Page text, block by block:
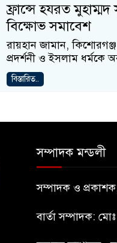
ফ্রান্সে হযরত মুহাম্মদ
বিক্ষোভ সমাবেশ
রায়হান জামান, কিশোরগঞ্জ
প্রদর্শনী ও ইসলাম ধর্মকে
বিস্তারিত..
সম্পাদক মন্ডলী
সম্পাদক ও
বার্তা সম্পাদক: